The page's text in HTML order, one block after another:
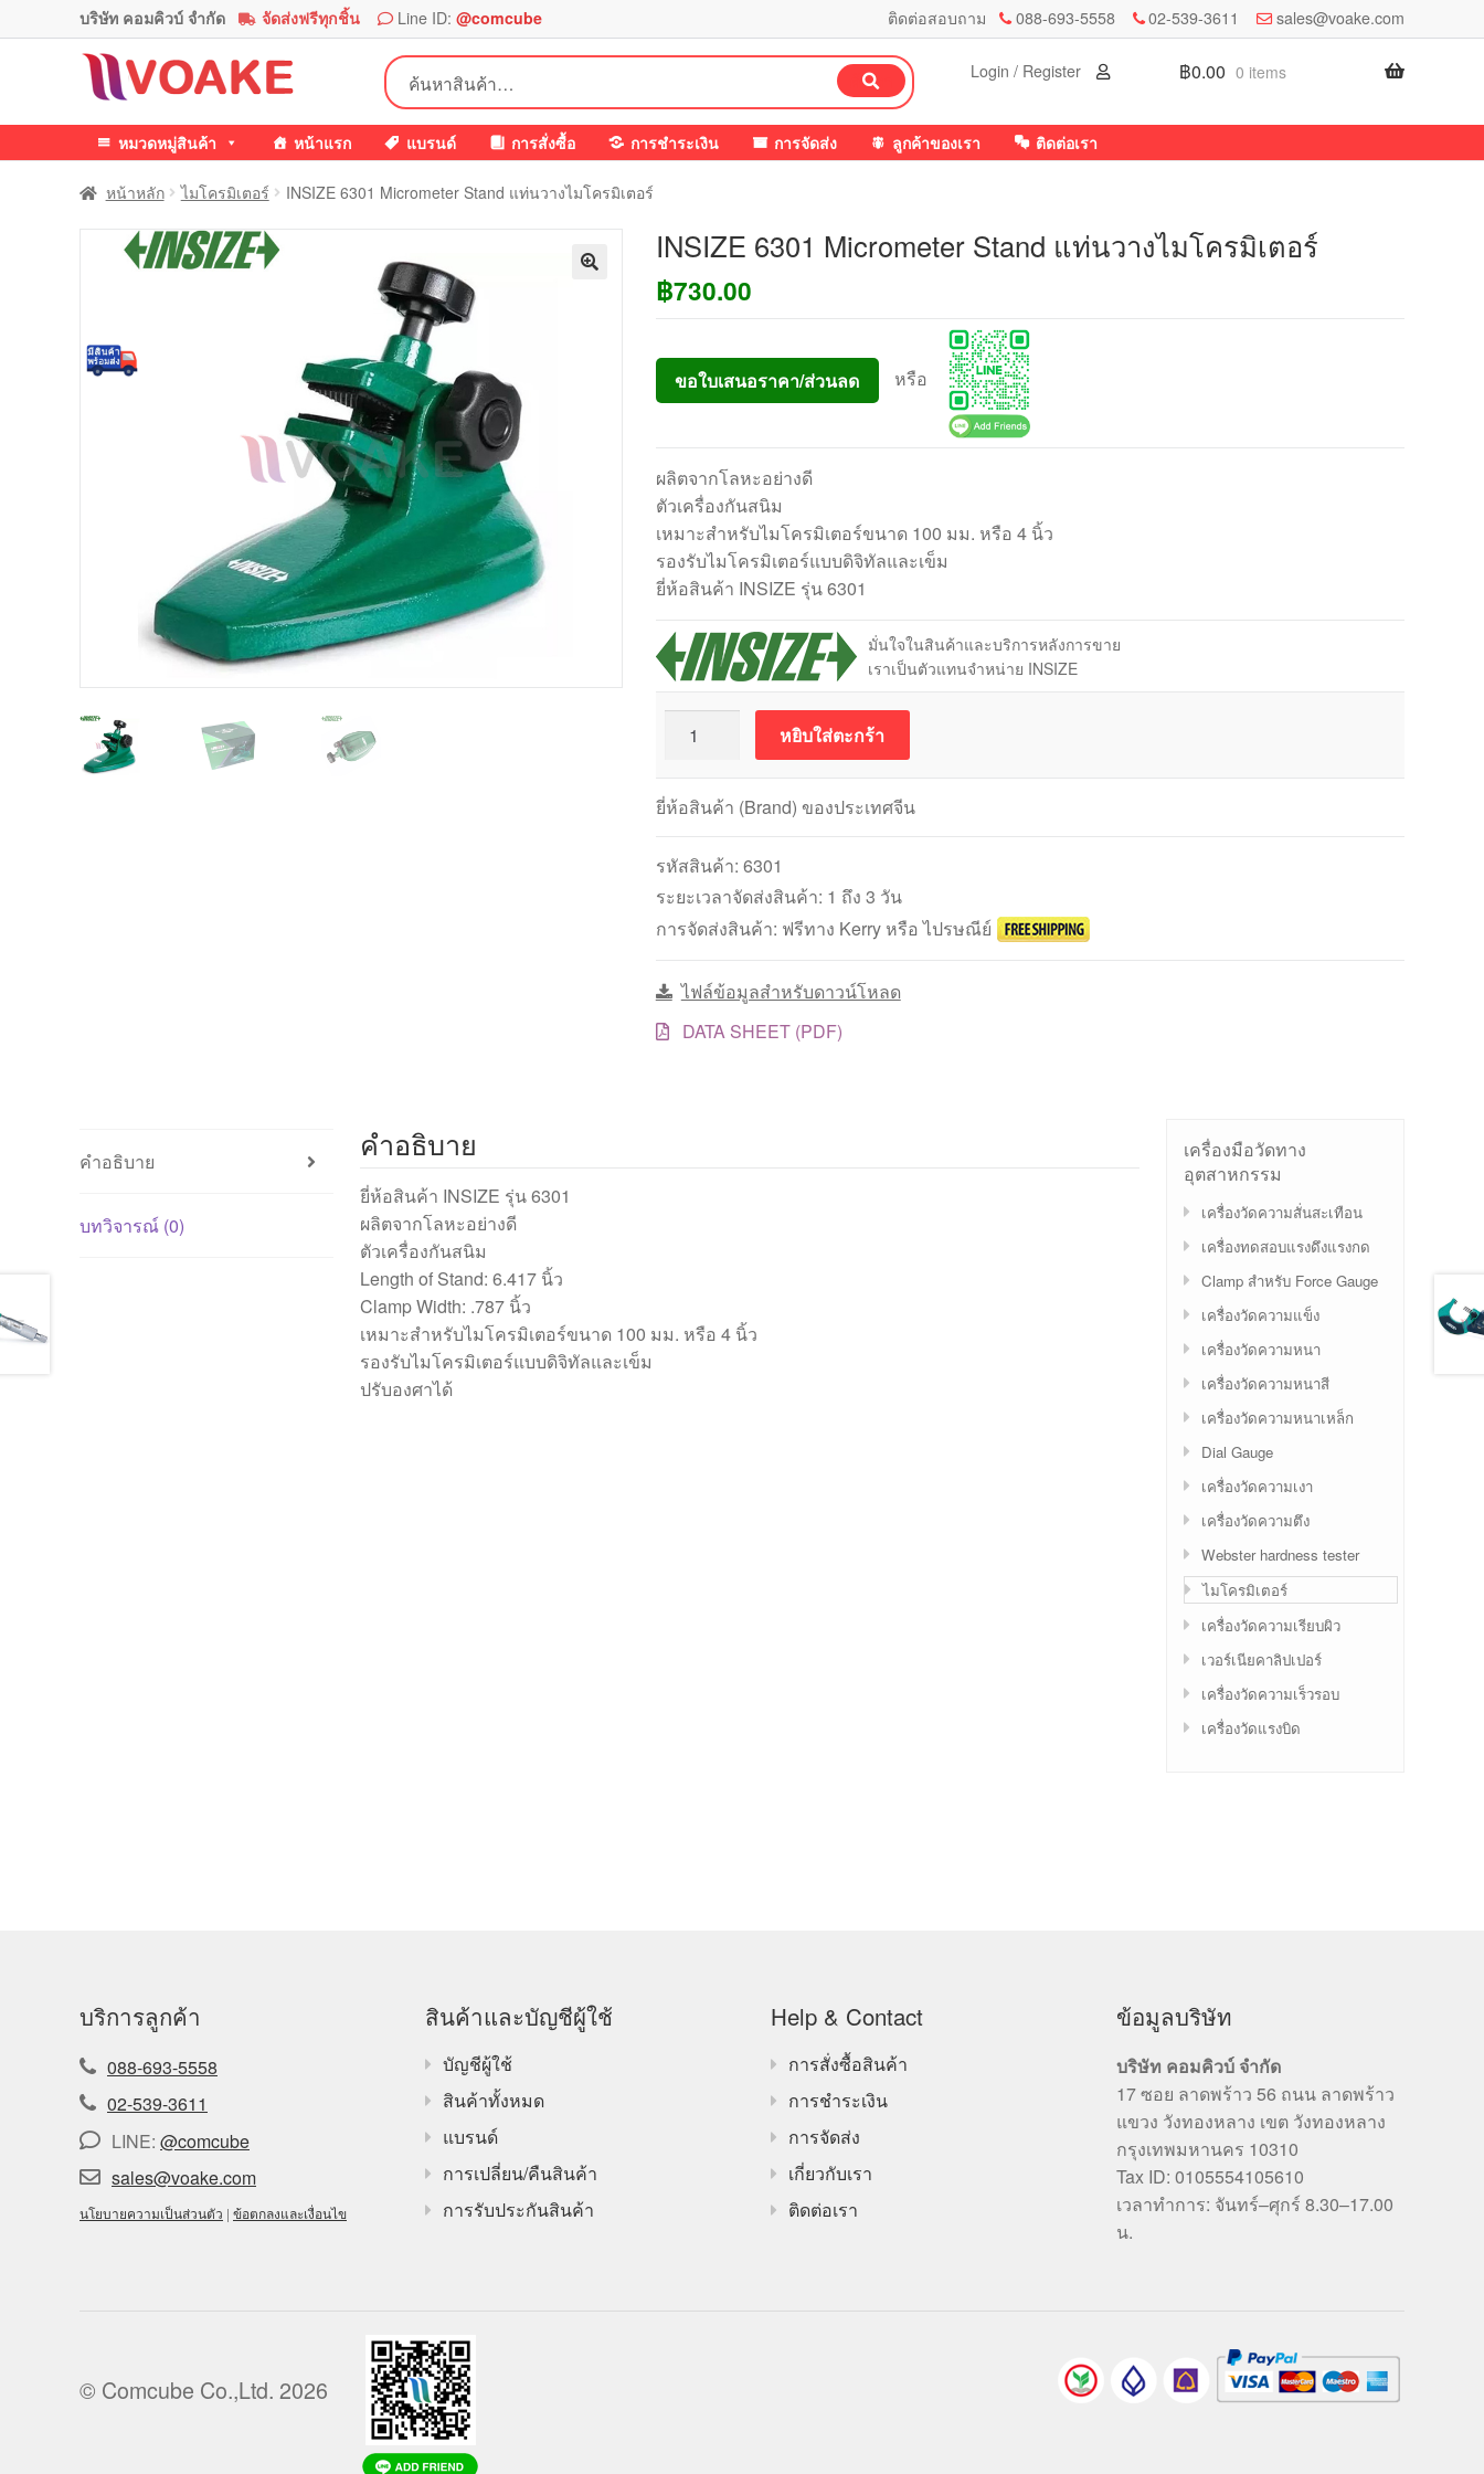
บริษัท คอมคิวบ์ จำกัด จัดส่งฟรีทุกชิ้น Line ID: @comcube ติดต่อสอบถาม 088-693-5558 02-539-3611 sales@voake.com
Skip
to
Skip
to
ค้นหา:
ค้นหา ฿0.00 0 items
Login / Register
หมวดหมู่สินค้า หน้าแรก แบรนด์ การสั่งซื้อ การชำระเงิน การจัดส่ง ลูกค้าของเรา ติดต่อเรา
หน้าหลัก ไมโครมิเตอร์ INSIZE 6301 Micrometer Stand แท่นวางไมโครมิเตอร์
INSIZE 6301 Micrometer Stand แท่นวางไมโครมิเตอร์
฿730.00
ขอใบเสนอราคา/ส่วนลด หรือ
ผลิตจากโลหะอย่างดี
ตัวเครื่องกันสนิม
เหมาะสำหรับไมโครมิเตอร์ขนาด 100 มม. หรือ 4 นิ้ว
รองรับไมโครมิเตอร์แบบดิจิทัลและเข็ม
ยี่ห้อสินค้า INSIZE รุ่น 6301
มั่นใจในสินค้าและบริการหลังการขาย
เราเป็นตัวแทนจำหน่าย INSIZE
INSIZE
6301
Micrometer
Stand
แท่น
วาง
ไมโครมิเตอร์
ชิ้น
หยิบใส่ตะกร้า
ยี่ห้อสินค้า (Brand) ของประเทศจีน
รหัสสินค้า: 6301
ระยะเวลาจัดส่งสินค้า: 1 ถึง 3 วัน
การจัดส่งสินค้า: ฟรีทาง Kerry หรือ ไปรษณีย์
ไฟล์ข้อมูลสำหรับดาวน์โหลด
DATA SHEET (PDF)
คำอธิบาย
บทวิจารณ์ (0)
คำอธิบาย
ยี่ห้อสินค้า INSIZE รุ่น 6301
ผลิตจากโลหะอย่างดี
ตัวเครื่องกันสนิม
Length of Stand: 6.417 นิ้ว
Clamp Width: .787 นิ้ว
เหมาะสำหรับไมโครมิเตอร์ขนาด 100 มม. หรือ 4 นิ้ว
รองรับไมโครมิเตอร์แบบดิจิทัลและเข็ม
ปรับองศาได้
เครื่องมือวัดทาง
อุตสาหกรรม
เครื่องวัดความสั่นสะเทือน
เครื่องทดสอบแรงดึงแรงกด
Clamp สำหรับ Force Gauge
เครื่องวัดความแข็ง
เครื่องวัดความหนา
เครื่องวัดความหนาสี
เครื่องวัดความหนาเหล็ก
Dial Gauge
เครื่องวัดความเงา
เครื่องวัดความตึง
Webster hardness tester
ไมโครมิเตอร์
เครื่องวัดความเรียบผิว
เวอร์เนียคาลิปเปอร์
เครื่องวัดความเร็วรอบ
เครื่องวัดแรงบิด
บริการลูกค้า
088-693-5558
02-539-3611
LINE: @comcube
sales@voake.com
นโยบายความเป็นส่วนตัว | ข้อตกลงและเงื่อนไข
สินค้าและบัญชีผู้ใช้
บัญชีผู้ใช้
สินค้าทั้งหมด
แบรนด์
การเปลี่ยน/คืนสินค้า
การรับประกันสินค้า
Help & Contact
การสั่งซื้อสินค้า
การชำระเงิน
การจัดส่ง
เกี่ยวกับเรา
ติดต่อเรา
ข้อมูลบริษัท
บริษัท คอมคิวบ์ จำกัด
17 ซอย ลาดพร้าว 56 ถนน ลาดพร้าว
แขวง วังทองหลาง เขต วังทองหลาง
กรุงเทพมหานคร 10310
Tax ID: 0105554105610
เวลาทำการ: จันทร์–ศุกร์ 8.30–17.00
น.
© Comcube Co.,Ltd. 2026